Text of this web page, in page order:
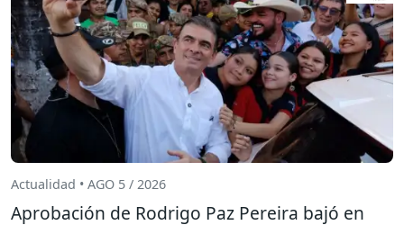
Actualidad • AGO 5 / 2026
Aprobación de Rodrigo Paz Pereira bajó en